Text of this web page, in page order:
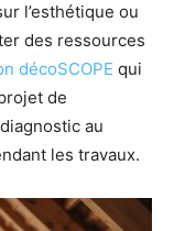
l’esthétique ou
des ressources
décoSCOPE qui
de
au
les travaux.